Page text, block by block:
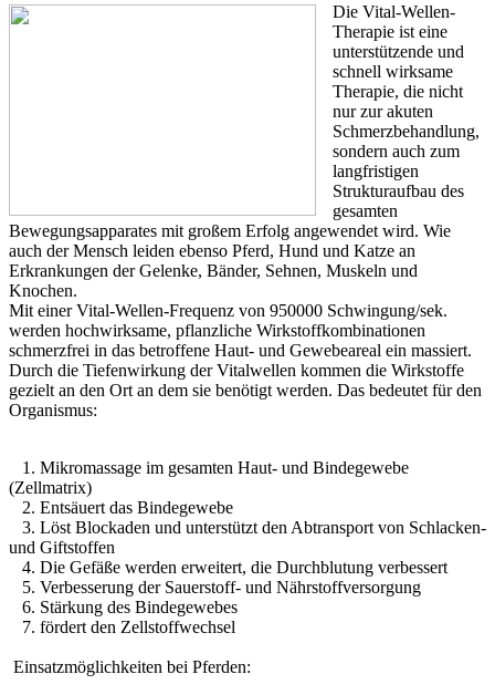
Die Vital-Wellen-
Therapie ist eine
unterstützende und
schnell wirksame
Therapie, die nicht
nur zur akuten
Schmerzbehandlung,
sondern auch zum
langfristigen
Strukturaufbau des
gesamten
Bewegungsapparates mit großem Erfolg angewendet wird. Wie
auch der Mensch leiden ebenso Pferd, Hund und Katze an
Erkrankungen der Gelenke, Bänder, Sehnen, Muskeln und
Knochen.
Mit einer Vital-Wellen-Frequenz von 950000 Schwingung/sek.
werden hochwirksame, pflanzliche Wirkstoffkombinationen
schmerzfrei in das betroffene Haut- und Gewebeareal ein massiert.
Durch die Tiefenwirkung der Vitalwellen kommen die Wirkstoffe
gezielt an den Ort an dem sie benötigt werden. Das bedeutet für den
Organismus:
1. Mikromassage im gesamten Haut- und Bindegewebe
(Zellmatrix)
2. Entsäuert das Bindegewebe
3. Löst Blockaden und unterstützt den Abtransport von Schlacken-
und Giftstoffen
4. Die Gefäße werden erweitert, die Durchblutung verbessert
5. Verbesserung der Sauerstoff- und Nährstoffversorgung
6. Stärkung des Bindegewebes
7. fördert den Zellstoffwechsel
Einsatzmöglichkeiten bei Pferden: